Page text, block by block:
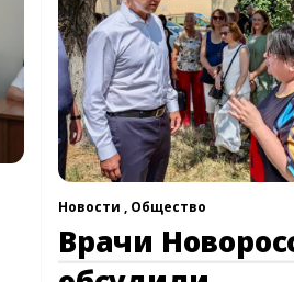
Новости , Общество
Врачи